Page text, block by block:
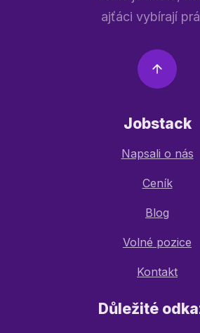
ajťáci vybírají
Jobstack
Napsali o nás
Ceník
Blog
Volné pozice
Kontakt
Důležité